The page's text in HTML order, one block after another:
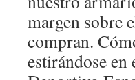
margen sobre
compran.
estirándose